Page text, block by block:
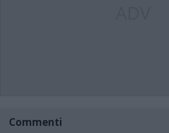
Commenti